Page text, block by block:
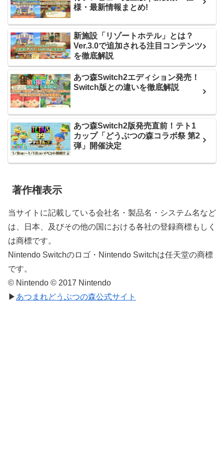
様・最新情報まとめ!
新施設「リゾートホテル」とは？
Ver.3.0で追加される注目コンテンツ
を徹底解説
あつ森Switch2エディション発売！
Switch版との違いを徹底解説
あつ森Switch2版発売直前！テト1
カップ「どうぶつの森コラボ祭 第2
弾」開催決定
著作権表示
当サイトに記載している会社名・製品名・システム名など
は、日本、及びその他の国における各社の登録商標もしく
は商標です。
Nintendo Switchのロゴ・Nintendo Switchは任天堂の商標
です。
© Nintendo © 2017 Nintendo
▶ あつまれどうぶつの森公式サイト